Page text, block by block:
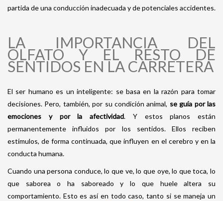
partida de una conducción inadecuada y de potenciales accidentes.
LA IMPORTANCIA DEL
OLFATO Y EL RESTO DE
SENTIDOS EN LA CARRETERA
El ser humano es un inteligente: se basa en la razón para tomar
decisiones. Pero, también, por su condición animal, se guía por las
emociones y por la afectividad. Y estos planos están
permanentemente influidos por los sentidos. Ellos reciben
estímulos, de forma continuada, que influyen en el cerebro y en la
conducta humana.
Cuando una persona conduce, lo que ve, lo que oye, lo que toca, lo
que saborea o ha saboreado y lo que huele altera su
comportamiento. Esto es así en todo caso, tanto si se maneja un